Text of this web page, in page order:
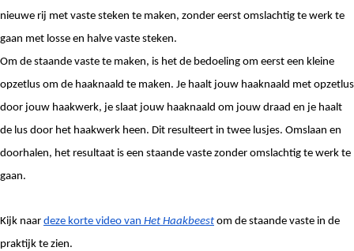
nieuwe rij met vaste steken te maken, zonder eerst omslachtig te werk te
gaan met losse en halve vaste steken.
Om de staande vaste te maken, is het de bedoeling om eerst een kleine
opzetlus om de haaknaald te maken. Je haalt jouw haaknaald met opzetlus
door jouw haakwerk, je slaat jouw haaknaald om jouw draad en je haalt
de lus door het haakwerk heen. Dit resulteert in twee lusjes. Omslaan en
doorhalen, het resultaat is een staande vaste zonder omslachtig te werk te
gaan.
Kijk naar deze korte video van Het Haakbeest om de staande vaste in de
praktijk te zien.